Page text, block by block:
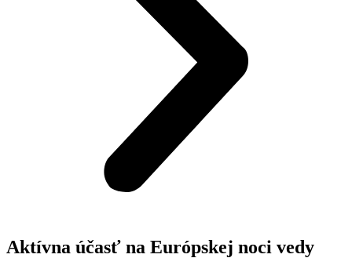
Aktívna účasť na Európskej noci vedy